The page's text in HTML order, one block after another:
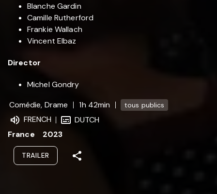
Blanche Gardin
Camille Rutherford
Frankie Wallach
Vincent Elbaz
Director
Michel Gondry
Comédie, Drame
1h 42min tous publics
FRENCH
DUTCH
France
2023
TRAILER